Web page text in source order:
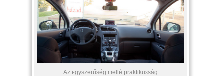
Az egyszerűség mellé praktikusság